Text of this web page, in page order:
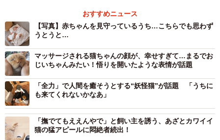
いでしょうか。どうしたら猫とぬくぬく過ごせるのか、こ
なつ（@konatsudayo529）さんに聞いてみました。
－－こなつちゃんはママさんのお腹の上で寝ているのでし
ょうか。
「実は、これは私ではなく、パパなんです。おなかの上で
綺麗に伸びて寝ていました（笑）」
－－寒くなったから暖を求めているのでしょうか。
おすすめニュース
【写真】赤ちゃんを見守っているうち…こちらでも思わず
うとうと…
マッサージされる猫ちゃんの顔が、幸せすぎて…まるでお
じいちゃんみたい！悟りを開いたような表情が話題
「全力」で人間を癒そうとする“妖怪猫”が話題 「うちに
も来てくれないかなあ」
「撫でてもええんやで」と飼い主を誘う、あざとカワイイ
猫の猛アピールに悶絶者続出！